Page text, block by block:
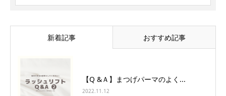
新着記事 おすすめ記事
【Q &Ａ】まつげパーマのよく...
2022.11.12